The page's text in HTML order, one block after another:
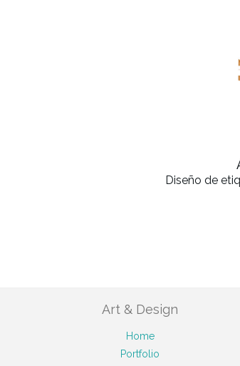
Diseño de
Art & Design
Home
Portfolio